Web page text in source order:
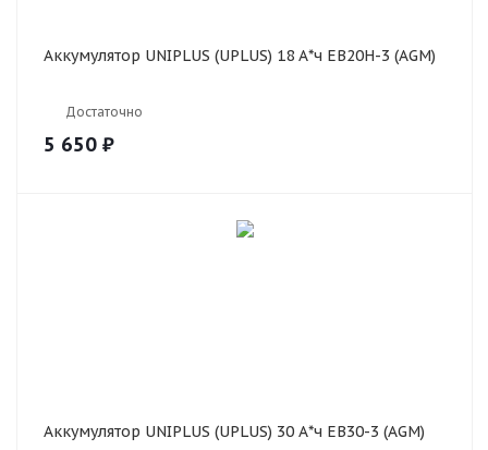
Аккумулятор UNIPLUS (UPLUS) 18 А*ч EB20H-3 (AGM)
Достаточно
5 650 ₽
Аккумулятор UNIPLUS (UPLUS) 30 А*ч EB30-3 (AGM)